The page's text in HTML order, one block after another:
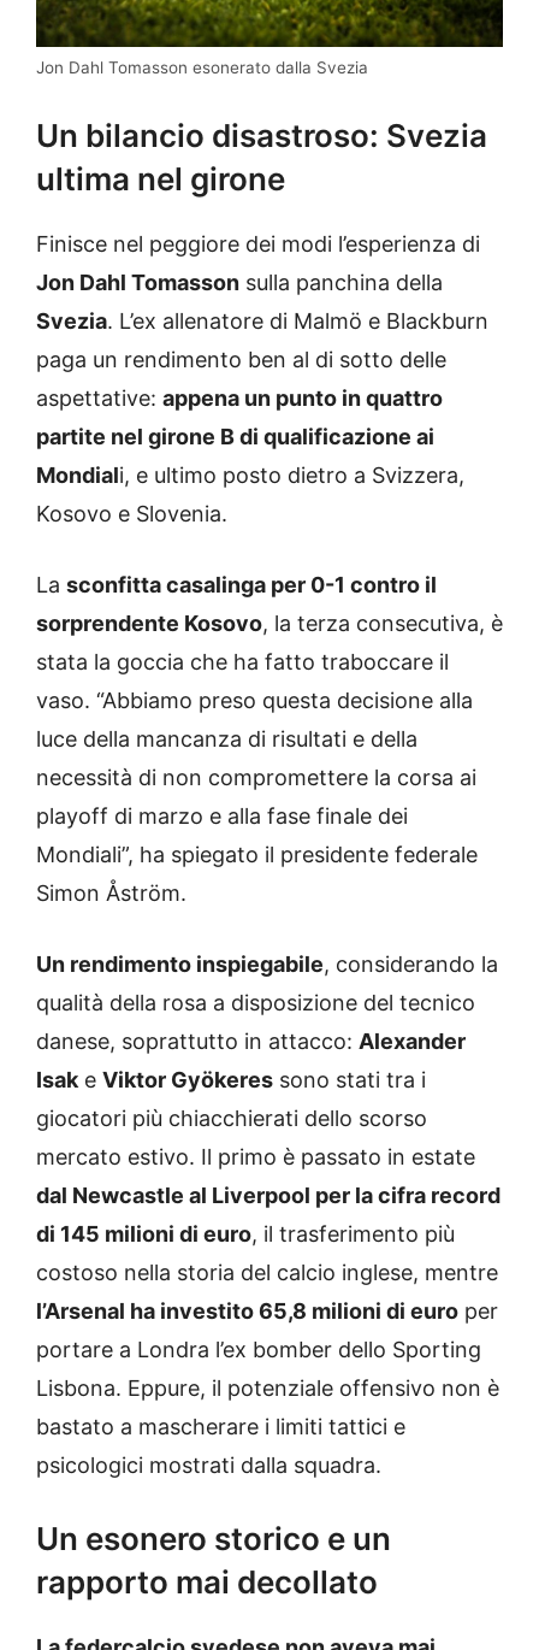
Jon Dahl Tomasson esonerato dalla Svezia
Un bilancio disastroso: Svezia
ultima nel girone
Finisce nel peggiore dei modi l’esperienza di
Jon Dahl Tomasson sulla panchina della
Svezia. L’ex allenatore di Malmö e Blackburn
paga un rendimento ben al di sotto delle
aspettative: appena un punto in quattro
partite nel girone B di qualificazione ai
Mondiali, e ultimo posto dietro a Svizzera,
Kosovo e Slovenia.
La sconfitta casalinga per 0-1 contro il
sorprendente Kosovo, la terza consecutiva, è
stata la goccia che ha fatto traboccare il
vaso. “Abbiamo preso questa decisione alla
luce della mancanza di risultati e della
necessità di non compromettere la corsa ai
playoff di marzo e alla fase finale dei
Mondiali”, ha spiegato il presidente federale
Simon Åström.
Un rendimento inspiegabile, considerando la
qualità della rosa a disposizione del tecnico
danese, soprattutto in attacco: Alexander
Isak e Viktor Gyökeres sono stati tra i
giocatori più chiacchierati dello scorso
mercato estivo. Il primo è passato in estate
dal Newcastle al Liverpool per la cifra record
di 145 milioni di euro, il trasferimento più
costoso nella storia del calcio inglese, mentre
l’Arsenal ha investito 65,8 milioni di euro per
portare a Londra l’ex bomber dello Sporting
Lisbona. Eppure, il potenziale offensivo non è
bastato a mascherare i limiti tattici e
psicologici mostrati dalla squadra.
Un esonero storico e un
rapporto mai decollato